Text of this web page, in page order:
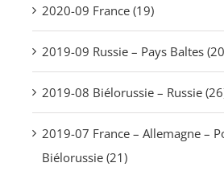
2020-09 France (19)
2019-09 Russie – Pays Baltes
2019-08 Biélorussie – Russie
2019-07 France – Allemagne –
Biélorussie (21)